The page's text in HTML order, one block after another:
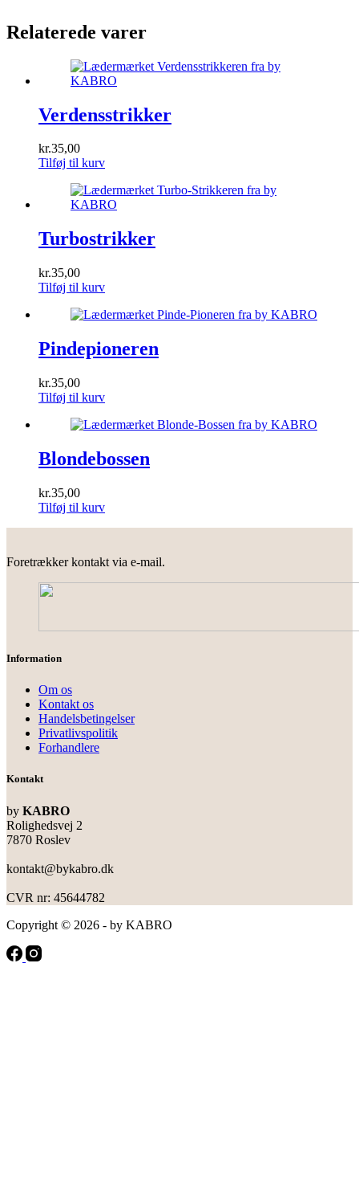
Relaterede varer
Verdensstrikker
kr.35,00
Tilføj til kurv
Turbostrikker
kr.35,00
Tilføj til kurv
Pindepioneren
kr.35,00
Tilføj til kurv
Blondebossen
kr.35,00
Tilføj til kurv
Foretrækker kontakt via e-mail.
Information
Om os
Kontakt os
Handelsbetingelser
Privatlivspolitik
Forhandlere
Kontakt
by KABRO
Rolighedsvej 2
7870 Roslev
kontakt@bykabro.dk
CVR nr: 45644782
Copyright © 2026 - by KABRO